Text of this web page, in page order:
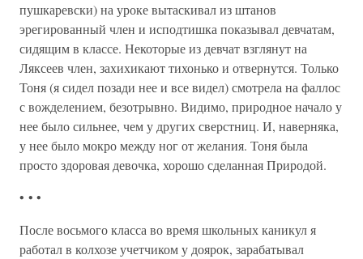
пушкаревски) на уроке вытаскивал из штанов
эрегированный член и исподтишка показывал девчатам,
сидящим в классе. Некоторые из девчат взглянут на
Ляксеев член, захихикают тихонько и отвернутся. Только
Тоня (я сидел позади нее и все видел) смотрела на фаллос
с вожделением, безотрывно. Видимо, природное начало у
нее было сильнее, чем у других сверстниц. И, наверняка,
у нее было мокро между ног от желания. Тоня была
просто здоровая девочка, хорошо сделанная Природой.
• • •
После восьмого класса во время школьных каникул я
работал в колхозе учетчиком у доярок, зарабатывал